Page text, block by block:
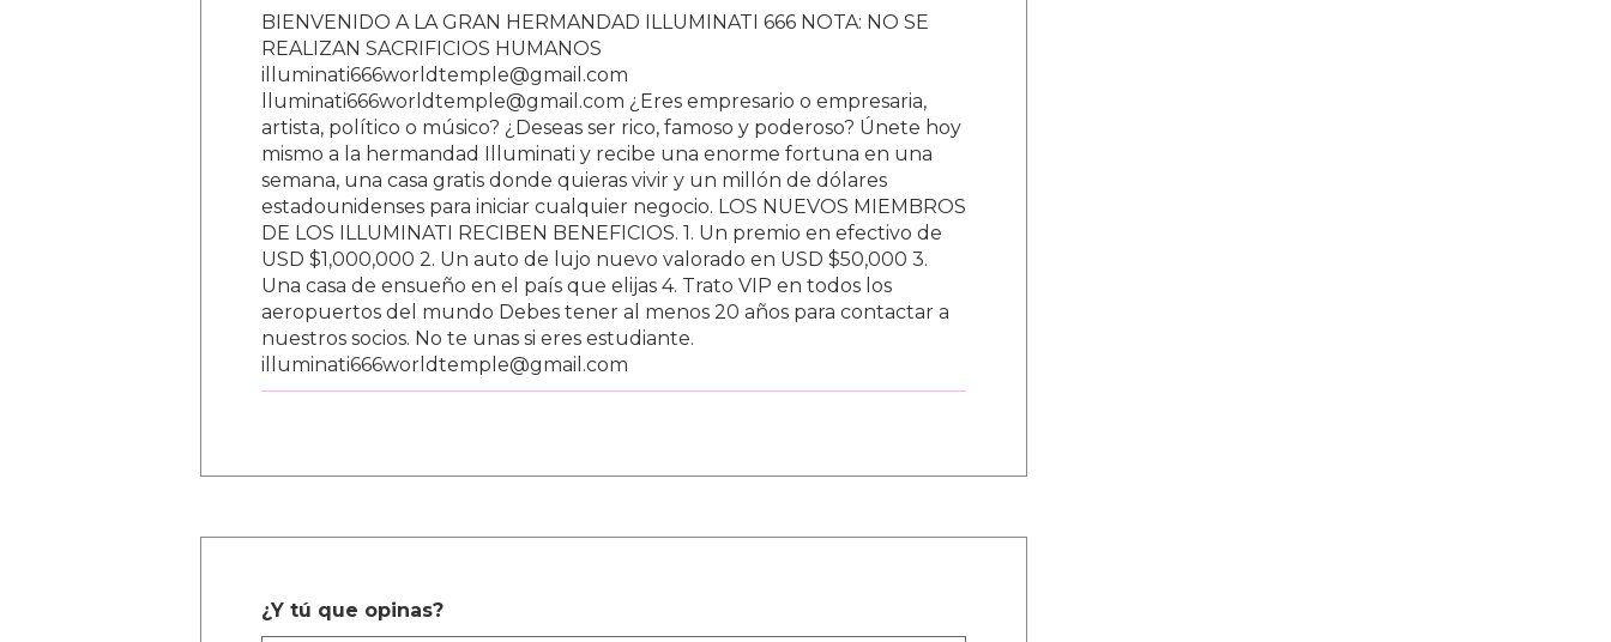
Mayo 15, 2026, 8 a.m.
BIENVENIDO A LA GRAN HERMANDAD ILLUMINATI 666 NOTA: NO SE
REALIZAN SACRIFICIOS HUMANOS
illuminati666worldtemple@gmail.com
lluminati666worldtemple@gmail.com ¿Eres empresario o empresaria,
artista, político o músico? ¿Deseas ser rico, famoso y poderoso? Únete hoy
mismo a la hermandad Illuminati y recibe una enorme fortuna en una
semana, una casa gratis donde quieras vivir y un millón de dólares
estadounidenses para iniciar cualquier negocio. LOS NUEVOS MIEMBROS
DE LOS ILLUMINATI RECIBEN BENEFICIOS. 1. Un premio en efectivo de
USD $1,000,000 2. Un auto de lujo nuevo valorado en USD $50,000 3.
Una casa de ensueño en el país que elijas 4. Trato VIP en todos los
aeropuertos del mundo Debes tener al menos 20 años para contactar a
nuestros socios. No te unas si eres estudiante.
illuminati666worldtemple@gmail.com